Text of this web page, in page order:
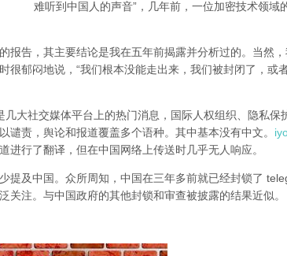
难听到中国人的声音”，几年前，一位加密技术领域
报告，其主要结论是我在五年前揭露并分析过的。当然
很郁闷地说，“我们根本没能走出来，我们被封闭了，或
大社交媒体平台上的热门消息，国际人权组织、隐私保
谴责，舆论和报道覆盖多个语种。其中基本没有中文。
进行了翻译，但在中国网络上传送时几乎无人响应。
提及中国。众所周知，中国在三年多前就已经封锁了
关注。与中国政府的其他封锁和审查被披露的结果近似。